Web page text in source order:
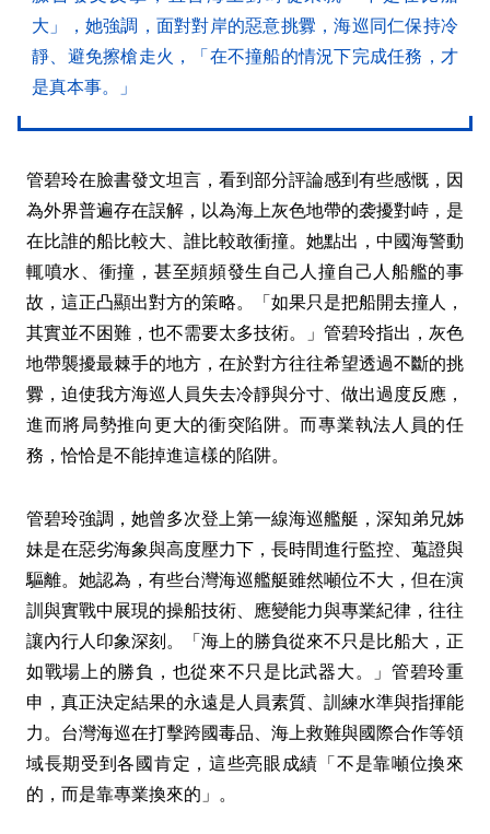
大」，她強調，面對對岸的惡意挑釁，海巡同仁保持冷
靜、避免擦槍走火，「在不撞船的情況下完成任務，才
是真本事。」
管碧玲在臉書發文坦言，看到部分評論感到有些感慨，因
為外界普遍存在誤解，以為海上灰色地帶的袭擾對峙，是
在比誰的船比較大、誰比較敢衝撞。她點出，中國海警動
輒噴水、衝撞，甚至頻頻發生自己人撞自己人船艦的事
故，這正凸顯出對方的策略。「如果只是把船開去撞人，
其實並不困難，也不需要太多技術。」管碧玲指出，灰色
地帶襲擾最棘手的地方，在於對方往往希望透過不斷的挑
釁，迫使我方海巡人員失去冷靜與分寸、做出過度反應，
進而將局勢推向更大的衝突陷阱。而專業執法人員的任
務，恰恰是不能掉進這樣的陷阱。
管碧玲強調，她曾多次登上第一線海巡艦艇，深知弟兄姊
妹是在惡劣海象與高度壓力下，長時間進行監控、蒐證與
驅離。她認為，有些台灣海巡艦艇雖然噸位不大，但在演
訓與實戰中展現的操船技術、應變能力與專業紀律，往往
讓內行人印象深刻。「海上的勝負從來不只是比船大，正
如戰場上的勝負，也從來不只是比武器大。」管碧玲重
申，真正決定結果的永遠是人員素質、訓練水準與指揮能
力。台灣海巡在打擊跨國毒品、海上救難與國際合作等領
域長期受到各國肯定，這些亮眼成績「不是靠噸位換來
的，而是靠專業換來的」。